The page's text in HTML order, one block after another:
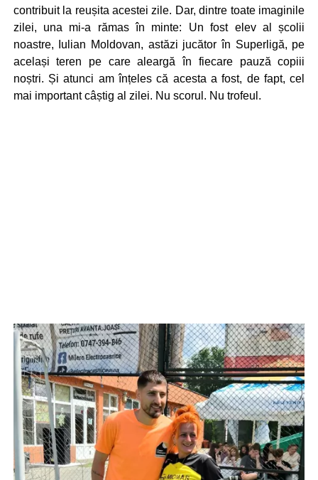
contribuit la reușita acestei zile. Dar, dintre toate imaginile
zilei, una mi-a rămas în minte: Un fost elev al școlii
noastre, Iulian Moldovan, astăzi jucător în Superligă, pe
același teren pe care aleargă în fiecare pauză copiii
noștri. Și atunci am înțeles că acesta a fost, de fapt, cel
mai important câștig al zilei. Nu scorul. Nu trofeul.